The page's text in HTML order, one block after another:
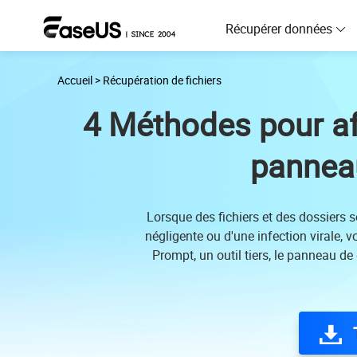
Récupérer données
Accueil > Récupération de fichiers
4 Méthodes pour
Lorsque des fichiers et des dossiers
négligente ou d'une infection virale,
Prompt, un outil tiers, le panneau